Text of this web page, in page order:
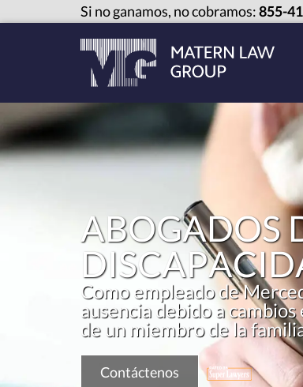
Si no ganamos, no cobramos:855-
ABOGADOS
Como empleado de
ausencia debido a
de un miembro de la
Contáctenos